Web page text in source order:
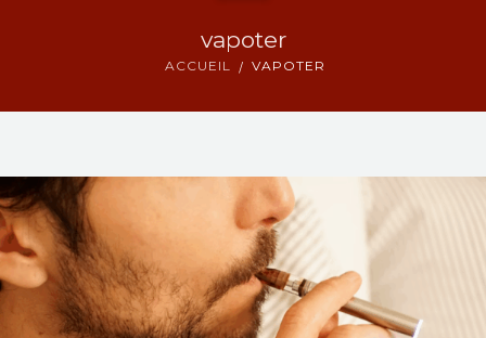
NOS ACTIONS
CONTACT
vapoter
ACCUEIL VAPOTER